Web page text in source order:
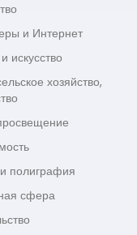
и Интернет
искусство
хозяйство,
полиграфия
сфера